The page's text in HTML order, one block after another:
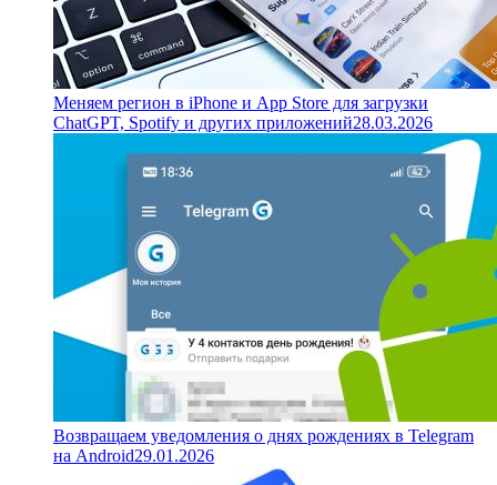
Меняем регион в iPhone и App Store для загрузки
ChatGPT, Spotify и других приложений28.03.2026
Возвращаем уведомления о днях рождениях в Telegram
на Android29.01.2026